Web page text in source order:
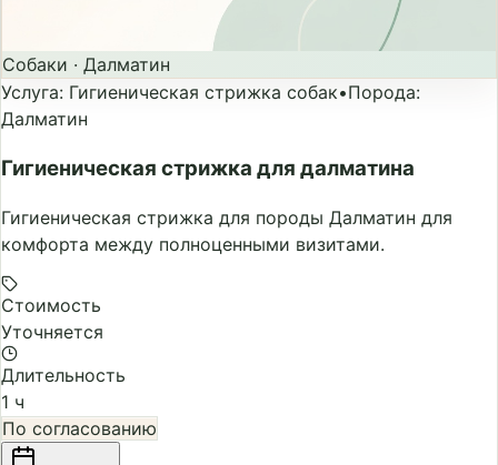
Собаки · Далматин
Услуга: Гигиеническая стрижка собак•Порода:
Далматин
Гигиеническая стрижка для далматина
Гигиеническая стрижка для породы Далматин для
комфорта между полноценными визитами.
Стоимость
Уточняется
Длительность
1 ч
По согласованию